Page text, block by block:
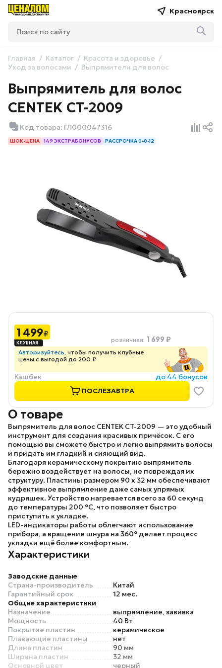
Красноярск
Главная Каталог
Красота и здоровье
Уход за волосами
Выпрямители для волос
Выпрямитель для волос
CENTEK CT-2009
Код товара: ГЛ000047316
ШОК-ЦЕНА 149 ЭКСТРАБОНУСОВ РАССРОЧКА 0-0-12
1 499₽
розничная: 1 699 ₽
Авторизуйтесь, чтобы получить клубные
цены с выгодой до 200 ₽
Кэшбек
до 44 бонусов
ПОСЛЕЗАВТРА
О товаре
Выпрямитель для волос CENTEK CT-2009 — это удобный
инструмент для создания красивых причёсок. С его
помощью вы сможете быстро и легко выпрямить волосы
и придать им гладкий и сияющий вид.
Благодаря керамическому покрытию выпрямитель
бережно воздействует на волосы, не повреждая их
структуру. Пластины размером 90 х 32 мм обеспечивают
эффективное выпрямление даже самых упрямых
кудряшек. Устройство нагревается всего за 60 секунд
до температуры 200 °C, что позволяет быстро
приступить к укладке.
LED-индикаторы работы облегчают использование
прибора, а вращение шнура на 360° делает процесс
укладки ещё более комфортным.
Характеристики
Заводские данные
Страна-производитель
Китай
Гарантийный срок
12 мес.
Общие характеристики
Назначение
выпрямление, завивка
Мощность
40 Вт
Покрытие пластин
керамическое
Плавающие пластины
нет
Длина пластин
90 мм
Ширина пластин
32 мм
Основной цвет
черный